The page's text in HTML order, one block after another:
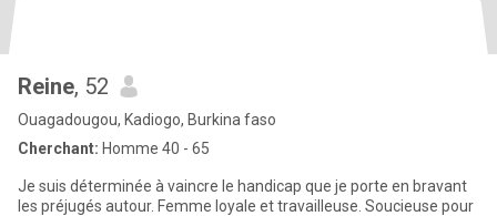
Reine, 52
Ouagadougou, Kadiogo, Burkina faso
Cherchant: Homme 40 - 65
Je suis déterminée à vaincre le handicap que je porte en bravant
les préjugés autour. Femme loyale et travailleuse. Soucieuse pour